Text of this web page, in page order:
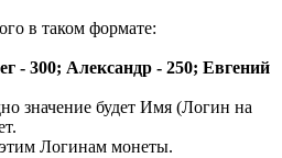
в таком формате:
- 300; Александр - 250; Евгений
значение будет Имя (Логин на
Логинам монеты.